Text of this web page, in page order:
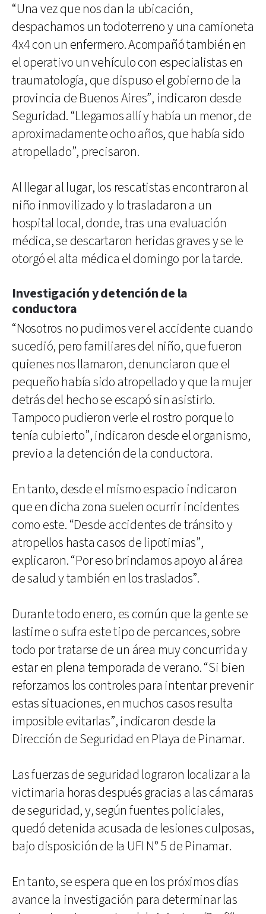
“Una vez que nos dan la ubicación,
despachamos un todoterreno y una camioneta
4x4 con un enfermero. Acompañó también en
el operativo un vehículo con especialistas en
traumatología, que dispuso el gobierno de la
provincia de Buenos Aires”, indicaron desde
Seguridad. “Llegamos allí y había un menor, de
aproximadamente ocho años, que había sido
atropellado”, precisaron.
Al llegar al lugar, los rescatistas encontraron al
niño inmovilizado y lo trasladaron a un
hospital local, donde, tras una evaluación
médica, se descartaron heridas graves y se le
otorgó el alta médica el domingo por la tarde.
Investigación y detención de la
conductora
“Nosotros no pudimos ver el accidente cuando
sucedió, pero familiares del niño, que fueron
quienes nos llamaron, denunciaron que el
pequeño había sido atropellado y que la mujer
detrás del hecho se escapó sin asistirlo.
Tampoco pudieron verle el rostro porque lo
tenía cubierto”, indicaron desde el organismo,
previo a la detención de la conductora.
En tanto, desde el mismo espacio indicaron
que en dicha zona suelen ocurrir incidentes
como este. “Desde accidentes de tránsito y
atropellos hasta casos de lipotimias”,
explicaron. “Por eso brindamos apoyo al área
de salud y también en los traslados”.
Durante todo enero, es común que la gente se
lastime o sufra este tipo de percances, sobre
todo por tratarse de un área muy concurrida y
estar en plena temporada de verano. “Si bien
reforzamos los controles para intentar prevenir
estas situaciones, en muchos casos resulta
imposible evitarlas”, indicaron desde la
Dirección de Seguridad en Playa de Pinamar.
Las fuerzas de seguridad lograron localizar a la
victimaria horas después gracias a las cámaras
de seguridad, y, según fuentes policiales,
quedó detenida acusada de lesiones culposas,
bajo disposición de la UFI N° 5 de Pinamar.
En tanto, se espera que en los próximos días
avance la investigación para determinar las